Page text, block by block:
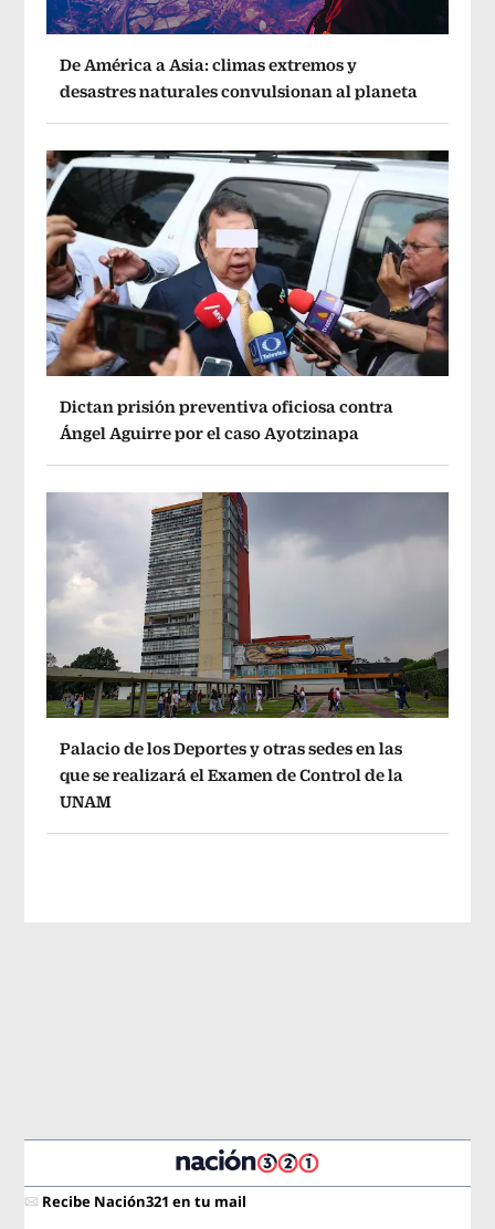
De América a Asia: climas extremos y
desastres naturales convulsionan al planeta
Dictan prisión preventiva oficiosa contra
Ángel Aguirre por el caso Ayotzinapa
Palacio de los Deportes y otras sedes en las
que se realizará el Examen de Control de la
UNAM
Recibe Nación321 en tu mail